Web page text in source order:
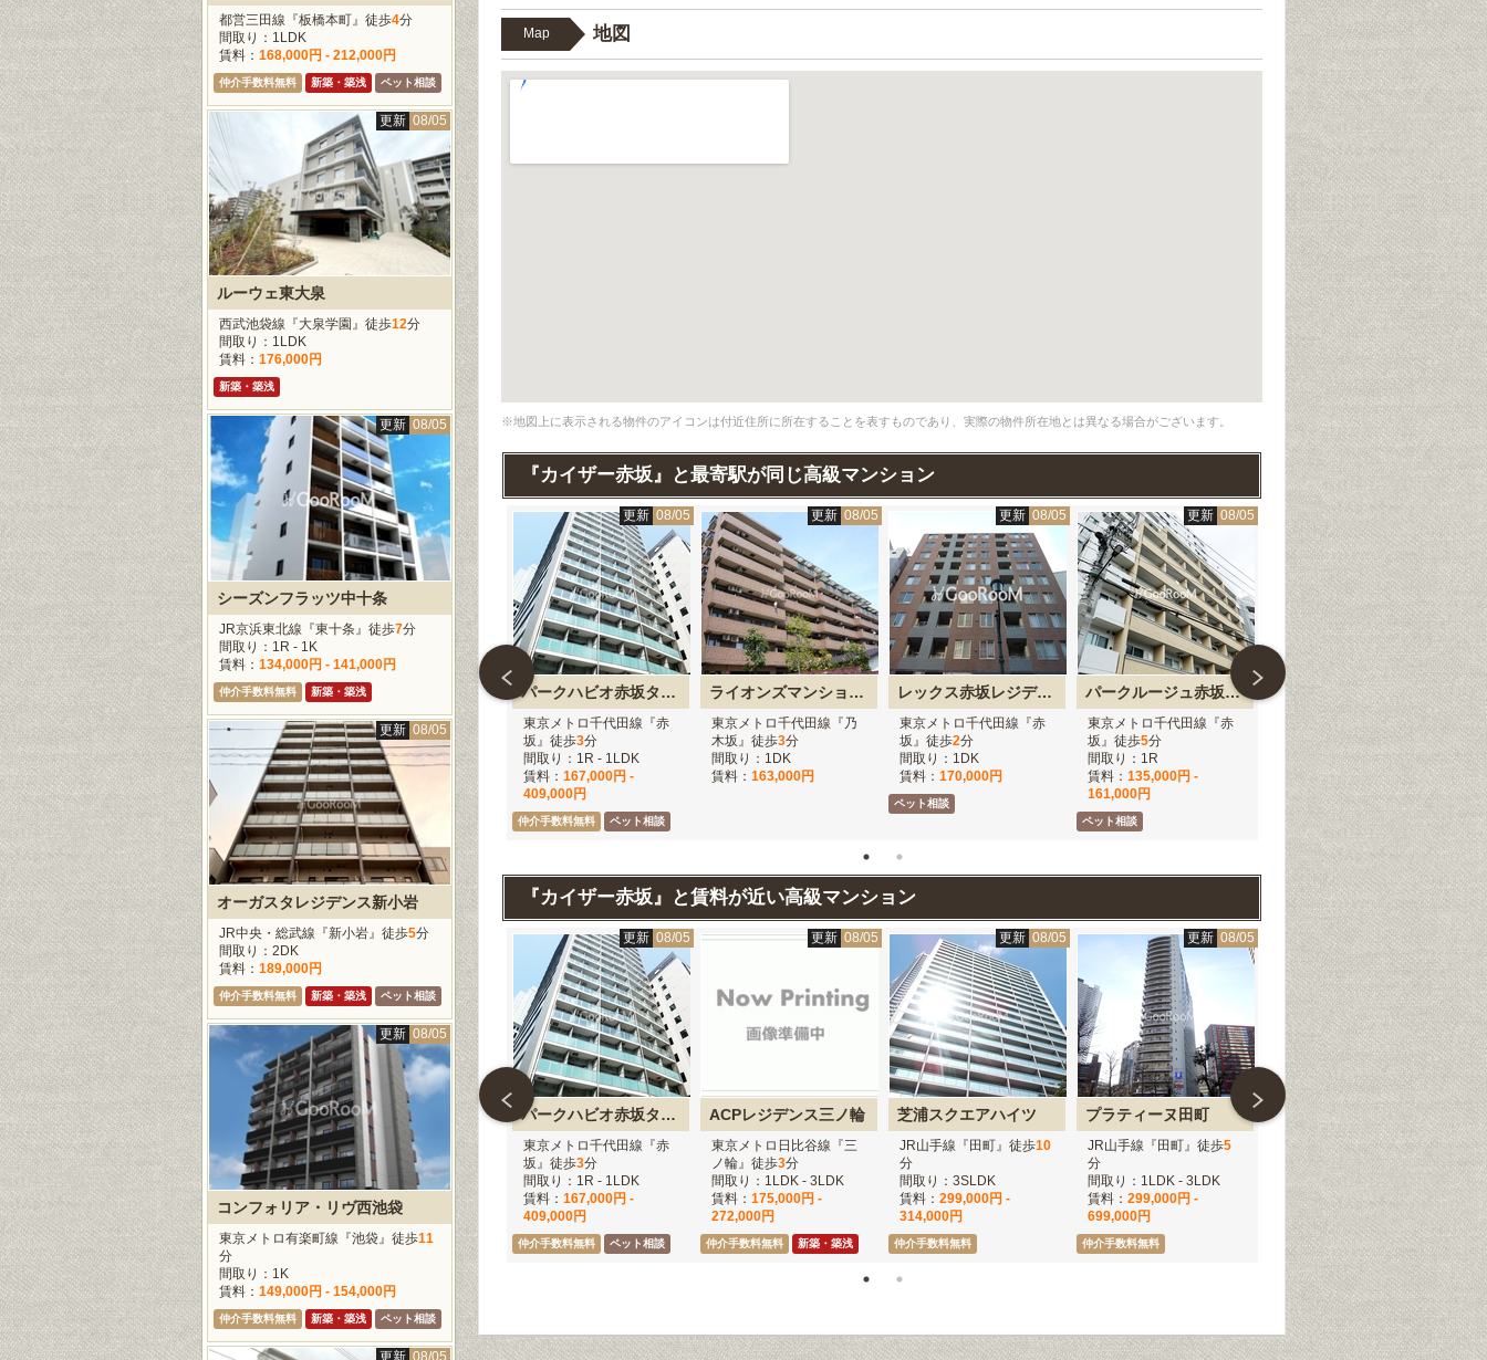
Map 地図
※地図上に表示される物件のアイコンは付近住所に所在することを表すものであり、実際の物件所在地とは異なる場合がございます。
『カイザー赤坂』と最寄駅が同じ高級マンション
更新 08/05
赤坂タワーレジデンストップオブザヒル
ロ千代田線『赤
4分
1LDK - 3LDK
400,000円 -
円
08/05
フォレセーヌ赤坂氷川町
東京メトロ千代田線『赤
坂』徒歩
間取り：2LDK
賃料： 730,000円
ペット相談
更新 08/05
パークアクシス赤坂見附
東京メトロ銀座線『赤坂
見附』徒歩3分
間取り：1R - 1LDK
賃料：155,000円 -
335,000円
仲介手数料無料 ペット相談
更新 08/05
パークハビオ赤坂タワー
東京メトロ千代田線『赤
坂』徒歩3分
間取り：1R - 1LDK
賃料： 167,000円 -
409,000円
仲介手数料無料 ペット相談
更新 08/05
ライオンズマンション乃木坂
東京メトロ千代田線『乃
木坂』徒歩3分
間取り：1DK
賃料： 163,000円
更新 08/05
レックス赤坂レジデンス
東京メトロ千代田線『赤
坂』徒歩2分
間取り：1DK
賃料： 170,000円
ペット相談
更新 08/05
パークルージュ赤坂檜町
東京メトロ千代田線『赤
坂』徒歩5分
間取り：1R
賃料： 135,000円 -
161,000円
ペット相談
更新 08/05
モデュロール赤坂
東京メトロ千代田線『乃
木坂』徒歩7 分
間取り：1K
賃料： 173,000円 -
192,000円
仲介手数料無料 ペット相談
東
坂
間
賃
ペッ
『カイザー赤坂』と賃料が近い高級マンション
更新 08/05
ライオンズマンション乃木坂
ロ千代田線『乃
歩
3分
1DK
163,000円
更新 08/05
小石川シティハイツ
東京メトロ南北線『後楽
園』徒歩
間取り：1LDK - 2LDK
賃料： 234,000円 -
334,000円
仲介手数料無料 ペット相談
更新 08/05
プライムアーバン麻布十番
東京メトロ南北線『麻布
十番』徒歩
分
間取り：1K
賃料：152,000円
仲介手数料無料
更新 08/05
パークハビオ赤坂タワー
東京メトロ千代田線『赤
坂』徒歩3分
間取り：1R - 1LDK
賃料： 167,000円 -
409,000円
仲介手数料無料 ペット相談
更新 08/05
ACPレジデンス三ノ輪
東京メトロ日比谷線『三
ノ輪』徒歩3分
間取り：1LDK - 3LDK
賃料： 175,000円 -
272,000円
仲介手数料無料 新築・築浅
更新 08/05
芝浦スクエアハイツ
JR山手線『田町』徒歩10
分
間取り：3SLDK
賃料： 299,000円 -
314,000円
仲介手数料無料
更新 08/05
プラティーヌ田町
JR山手線『田町』徒歩5
分
間取り：1LDK - 3LDK
賃料： 299,000円 -
699,000円
仲介手数料無料
更新 08/05
レジディア芝浦
JR山手線『田町』徒歩12
分
間取り：2LDK - 3DK
賃料：235,000円 -
296,000円
仲介手数料無料
東
木
間
賃
都営三田線『板橋本町』徒歩4分
間取り：1LDK
賃料： 168,000円 - 212,000円
仲介手数料無料 新築・築浅 ペット相談
更新 08/05
ルーウェ東大泉
西武池袋線『大泉学園』徒歩12分
間取り：1LDK
賃料： 176,000円
新築・築浅
更新 08/05
シーズンフラッツ中十条
JR京浜東北線『東十条』徒歩7分
間取り：1R - 1K
賃料： 134,000円 - 141,000円
仲介手数料無料 新築・築浅
更新 08/05
オーガスタレジデンス新小岩
JR中央・総武線『新小岩』徒歩5分
間取り：2DK
賃料： 189,000円
仲介手数料無料 新築・築浅 ペット相談
更新 08/05
コンフォリア・リヴ西池袋
東京メトロ有楽町線『池袋』徒歩11
分
間取り：1K
賃料： 149,000円 - 154,000円
仲介手数料無料 新築・築浅 ペット相談
更新 08/05